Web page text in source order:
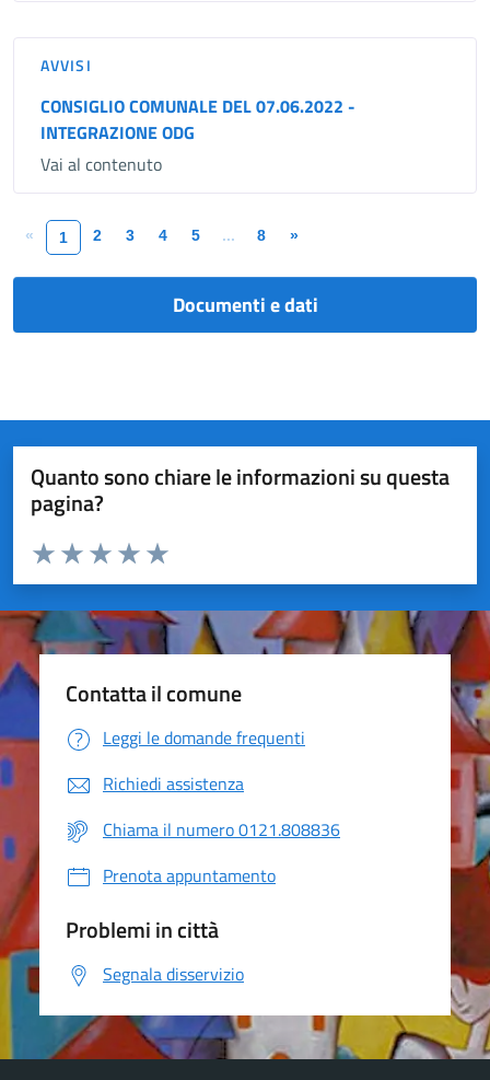
AVVISI
CONSIGLIO COMUNALE DEL 07.06.2022 -
INTEGRAZIONE ODG
Vai al contenuto
« 1 2 3 4 5 ... 8 »
Documenti e dati
Quanto sono chiare le informazioni su questa
pagina?
Valuta da 1 a 5 stelle la pagina
Valuta 5 stelle su 5
Valuta 4 stelle su 5
Valuta 3 stelle su 5
Valuta 2 stelle su 5
Valuta 1 stelle su 5
Contatta il comune
Leggi le domande frequenti
Richiedi assistenza
Chiama il numero 0121.808836
Prenota appuntamento
Problemi in città
Segnala disservizio